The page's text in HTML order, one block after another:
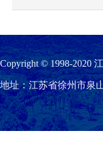
Copyright © 1998-2020
地址：江苏省徐州市泉